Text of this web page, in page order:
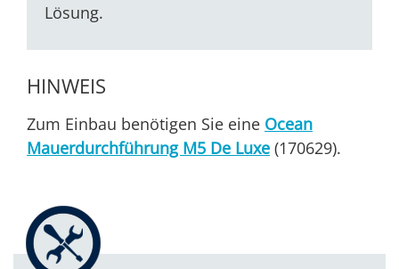
Lösung.
HINWEIS
Zum Einbau benötigen Sie eine Ocean
Mauerdurchführung M5 De Luxe (170629).